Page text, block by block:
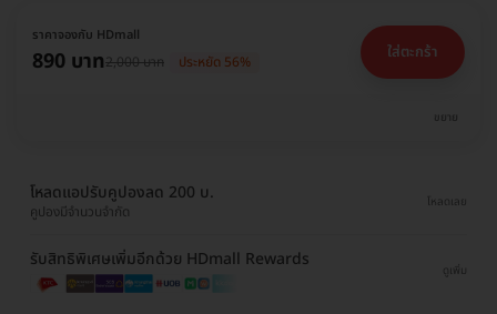
ราคาจองกับ HDmall
890 บาท2,000 บาท ประหยัด 56% ใส่ตะกร้า
ขยาย
โหลดแอปรับคูปองลด 200 บ.
คูปองมีจำนวนจำกัด
โหลดเลย
รับสิทธิพิเศษเพิ่มอีกด้วย HDmall Rewards
ดูเพิ่ม